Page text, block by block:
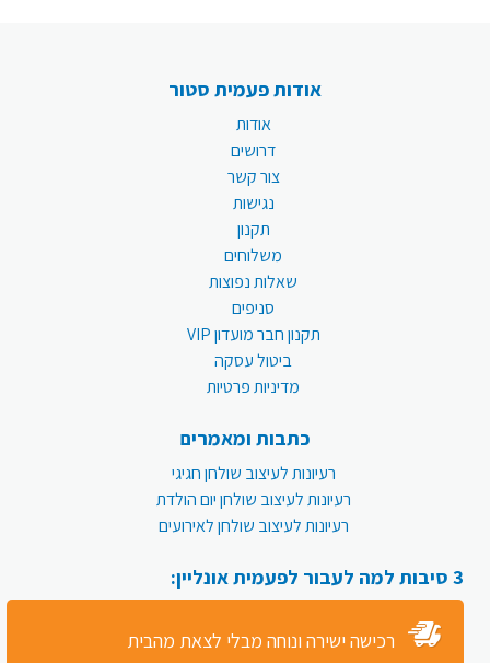
אודות פעמית סטור
אודות
דרושים
צור קשר
נגישות
תקנון
משלוחים
שאלות נפוצות
סניפים
תקנון חבר מועדון VIP
ביטול עסקה
מדיניות פרטיות
כתבות ומאמרים
רעיונות לעיצוב שולחן חגיגי
רעיונות לעיצוב שולחן יום הולדת
רעיונות לעיצוב שולחן לאירועים
3 סיבות למה לעבור לפעמית אונליין:
רכישה ישירה ונוחה מבלי לצאת מהבית